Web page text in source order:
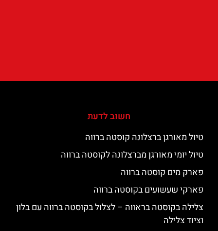
חשוב לדעת
טיול מאורגן ברצלונה קוסטה ברווה
טיול יומי מאורגן מברצלונה לקוסטה ברווה
פארק מים קוסטה ברווה
פארקי שעשועים בקוסטה ברווה
צלילה בקוסטה בראווה – לצלול בקוסטה ברווה עם בלון
וציוד צלילה